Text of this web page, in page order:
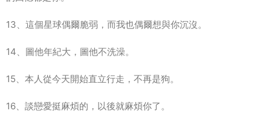
13、這個星球偶爾脆弱，而我也偶爾想與你沉沒。
14、圖他年紀大，圖他不洗澡。
15、本人從今天開始直立行走，不再是狗。
16、談戀愛挺麻煩的，以後就麻煩你了。